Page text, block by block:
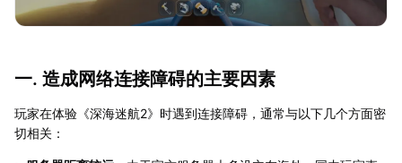
一. 造成网络连接障碍的主要因素
玩家在体验《深海迷航2》时遇到连接障碍，通常与以下几个方面密
切相关：